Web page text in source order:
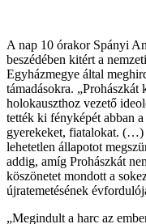
A nap 10 órakor Spányi
beszédében kitért a
Egyházmegye által
támadásokra.
holokauszthoz vezető
tették ki fényképét abban
gyerekeket, fiatalokat. (…)
lehetetlen állapotot
addig, amíg Prohászkát
köszönetet mondott a
újratemetésének
„Megindult a harc az